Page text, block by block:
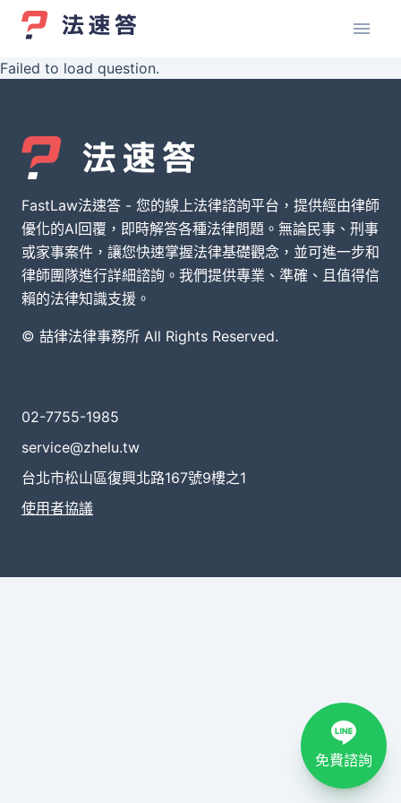
Failed to load question.
FastLaw法速答 - 您的線上法律諮詢平台，提供經由律師
優化的AI回覆，即時解答各種法律問題。無論民事、刑事
或家事案件，讓您快速掌握法律基礎觀念，並可進一步和
律師團隊進行詳細諮詢。我們提供專業、準確、且值得信
賴的法律知識支援。
© 喆律法律事務所 All Rights Reserved.
02-7755-1985
service@zhelu.tw
台北市松山區復興北路167號9樓之1
使用者協議
免費諮詢